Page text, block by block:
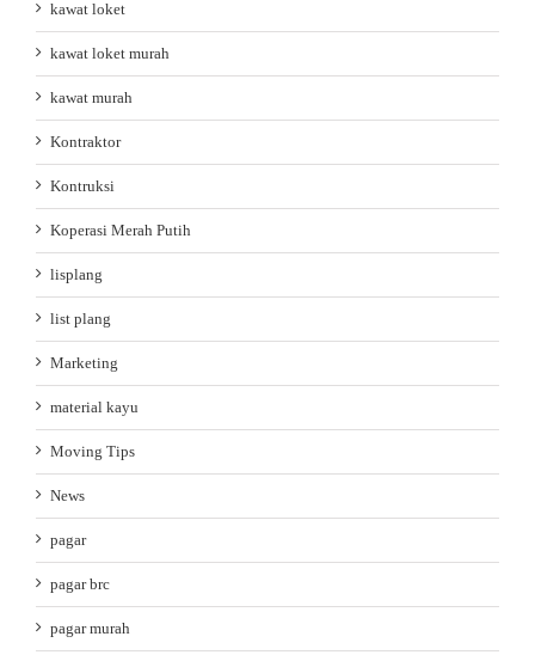
kawat loket
kawat loket murah
kawat murah
Kontraktor
Kontruksi
Koperasi Merah Putih
lisplang
list plang
Marketing
material kayu
Moving Tips
News
pagar
pagar brc
pagar murah